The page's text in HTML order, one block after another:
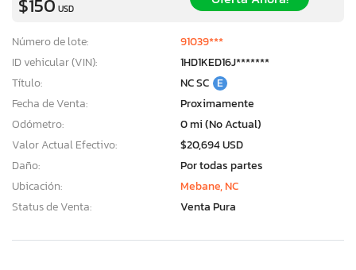
USD
Número de lote:
91039***
ID vehicular (VIN):
1HD1KED16J*******
Título:
NC SC E
Fecha de Venta:
Proximamente
Odómetro:
0 mi (No Actual)
Valor Actual Efectivo:
$20,694 USD
Daño:
Por todas partes
Ubicación:
Mebane, NC
Status de Venta:
Venta Pura